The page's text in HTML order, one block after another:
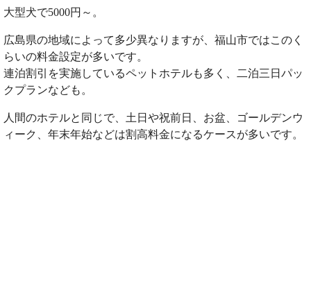
大型犬で5000円～。
広島県の地域によって多少異なりますが、福山市ではこのく
らいの料金設定が多いです。
連泊割引を実施しているペットホテルも多く、二泊三日パッ
クプランなども。
人間のホテルと同じで、土日や祝前日、お盆、ゴールデンウ
ィーク、年末年始などは割高料金になるケースが多いです。